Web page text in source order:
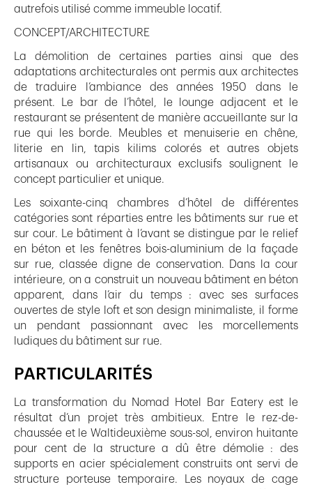
autrefois utilisé comme immeuble locatif.
CONCEPT/ARCHITECTURE
La démolition de certaines parties ainsi que des
adaptations architecturales ont permis aux architectes
de traduire l’ambiance des années 1950 dans le
présent. Le bar de l’hôtel, le lounge adjacent et le
restaurant se présentent de manière accueillante sur la
rue qui les borde. Meubles et menuiserie en chêne,
literie en lin, tapis kilims colorés et autres objets
artisanaux ou architecturaux exclusifs soulignent le
concept particulier et unique.
Les soixante-cinq chambres d’hôtel de différentes
catégories sont réparties entre les bâtiments sur rue et
sur cour. Le bâtiment à l’avant se distingue par le relief
en béton et les fenêtres bois-aluminium de la façade
sur rue, classée digne de conservation. Dans la cour
intérieure, on a construit un nouveau bâtiment en béton
apparent, dans l’air du temps : avec ses surfaces
ouvertes de style loft et son design minimaliste, il forme
un pendant passionnant avec les morcellements
ludiques du bâtiment sur rue.
PARTICULARITÉS
La transformation du Nomad Hotel Bar Eatery est le
résultat d’un projet très ambitieux. Entre le rez-de-
chaussée et le Waltideuxième sous-sol, environ huitante
pour cent de la structure a dû être démolie : des
supports en acier spécialement construits ont servi de
structure porteuse temporaire. Les noyaux de cage